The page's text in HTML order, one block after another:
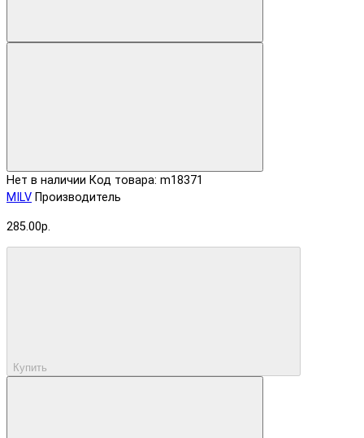
Нет в наличии Код товара: m18371
MILV Производитель
285.00р.
Купить